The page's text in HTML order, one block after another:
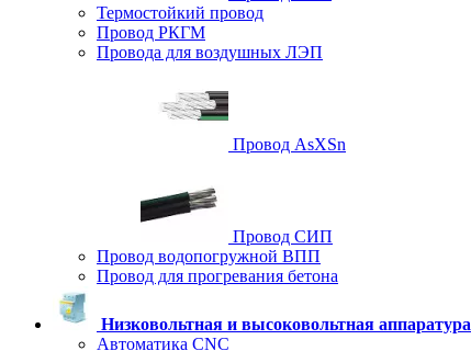
Термостойкий провод
Провод РКГМ
Провода для воздушных ЛЭП
Провод AsXSn
Провод СИП
Провод водопогружной ВПП
Провод для прогревания бетона
Низковольтная и высоковольтная аппаратура
Автоматика CNC